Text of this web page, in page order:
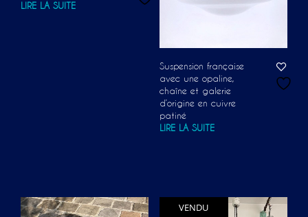
LIRE LA SUITE
Suspension française
avec une opaline,
chaîne et galerie
d’origine en cuivre
patiné
LIRE LA SUITE
VENDU